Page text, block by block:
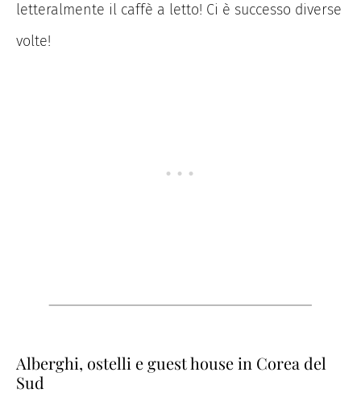
letteralmente il caffè a letto! Ci è successo diverse
volte!
Alberghi, ostelli e guest house in Corea del
Sud